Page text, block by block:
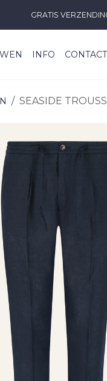
GRATIS
INFO CONTACT
SEASIDE